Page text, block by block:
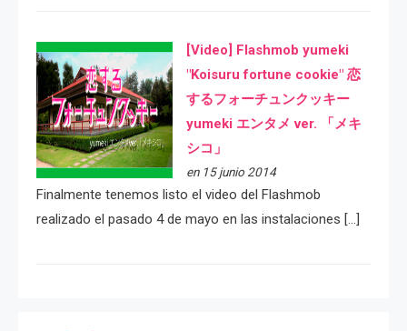
[Video] Flashmob yumeki
"Koisuru fortune cookie" 恋
するフォーチュンクッキー
yumeki エンタメ ver. 「メキ
シコ」
en 15 junio 2014
Finalmente tenemos listo el video del Flashmob
realizado el pasado 4 de mayo en las instalaciones […]